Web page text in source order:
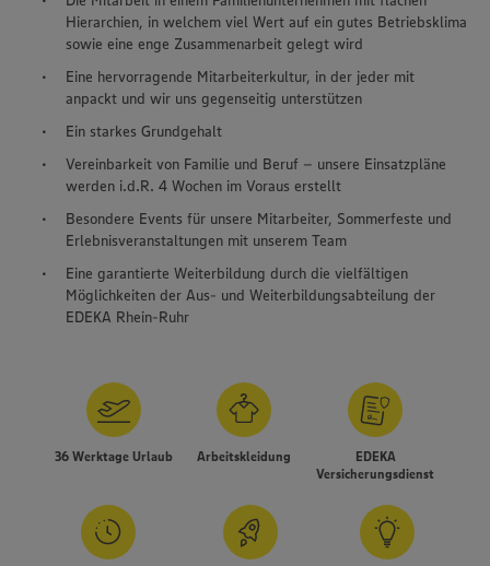
Wir setzen Cookies und andere Technologien ein, um Ihnen
Hierarchien, in welchem viel Wert auf ein gutes Betriebsklima
sowie eine enge Zusammenarbeit gelegt wird
Eine hervorragende Mitarbeiterkultur, in der jeder mit
anpackt und wir uns gegenseitig unterstützen
Ein starkes Grundgehalt
Vereinbarkeit von Familie und Beruf – unsere Einsatzpläne
werden i.d.R. 4 Wochen im Voraus erstellt
Besondere Events für unsere Mitarbeiter, Sommerfeste und
Erlebnisveranstaltungen mit unserem Team
Eine garantierte Weiterbildung durch die vielfältigen
Möglichkeiten der Aus- und Weiterbildungsabteilung der
EDEKA Rhein-Ruhr
36 Werktage Urlaub Arbeitskleidung
EDEKA
Versicherungsdienst